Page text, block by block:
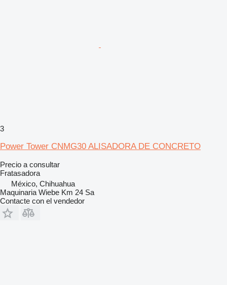
3
Power Tower CNMG30 ALISADORA DE CONCRETO
Precio a consultar
Fratasadora
México, Chihuahua
Maquinaria Wiebe Km 24 Sa
Contacte con el vendedor